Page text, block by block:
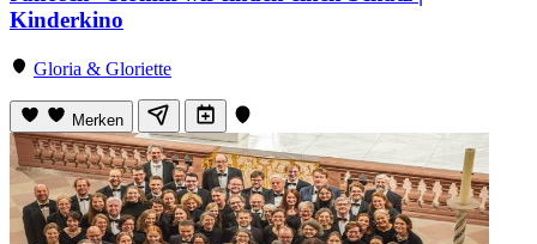
Kinderkino
Gloria & Gloriette
Merken